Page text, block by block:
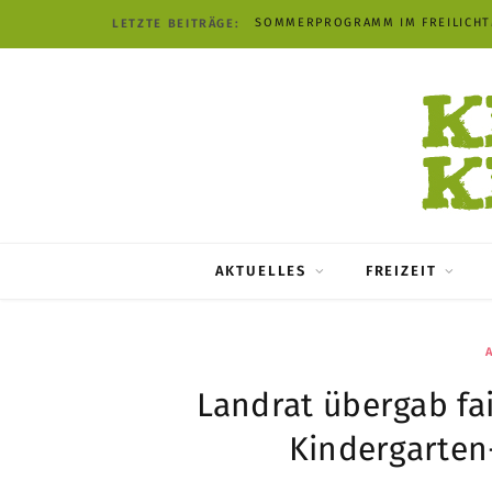
LETZTE BEITRÄGE: SOMMERPROGRAMM IM
AKTUELLES FREIZEIT
Landrat übergab